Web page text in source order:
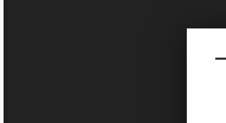
Sketchbook5, 스케치